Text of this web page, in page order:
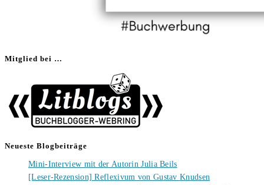
Mitglied bei …
Neueste Blogbeiträge
Mini-Interview mit der Autorin Julia Beils
[Leser-Rezension] Reflexivum von Gustav Knudsen